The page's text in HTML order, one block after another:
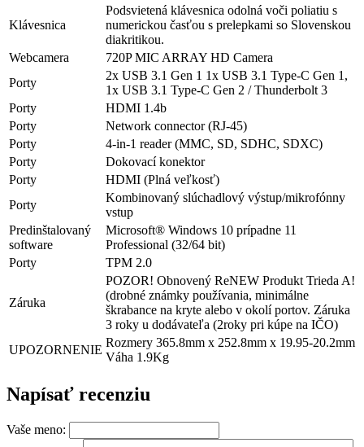
Klávesnica
Podsvietená klávesnica odolná voči poliatiu s
numerickou časťou s prelepkami so Slovenskou
diakritikou.
Webcamera
720P MIC ARRAY HD Camera
Porty
2x USB 3.1 Gen 1 1x USB 3.1 Type-C Gen 1,
1x USB 3.1 Type-C Gen 2 / Thunderbolt 3
Porty
HDMI 1.4b
Porty
Network connector (RJ-45)
Porty
4-in-1 reader (MMC, SD, SDHC, SDXC)
Porty
Dokovací konektor
Porty
HDMI (Plná veľkosť)
Porty
Kombinovaný slúchadlový výstup/mikrofónny
vstup
Predinštalovaný
software
Microsoft® Windows 10 prípadne 11
Professional (32/64 bit)
Porty
TPM 2.0
Záruka
POZOR! Obnovený ReNEW Produkt Trieda A!
(drobné známky používania, minimálne
škrabance na kryte alebo v okolí portov. Záruka
3 roky u dodávateľa (2roky pri kúpe na IČO)
UPOZORNENIE
Rozmery 365.8mm x 252.8mm x 19.95-20.2mm
Váha 1.9Kg
Napísať recenziu
Vaše meno: